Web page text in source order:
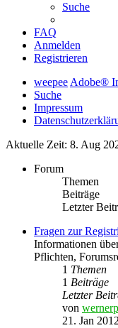
Suche
FAQ
Anmelden
Registrieren
weepeeAdobe®
Suche
Impressum
Aktuelle Zeit: 8. Aug
Forum
Themen
Beiträge
Letzter
Fragen zur
Informationen
Pflichten,
1 Themen
1 Beiträge
Letzter
von
21. Jan